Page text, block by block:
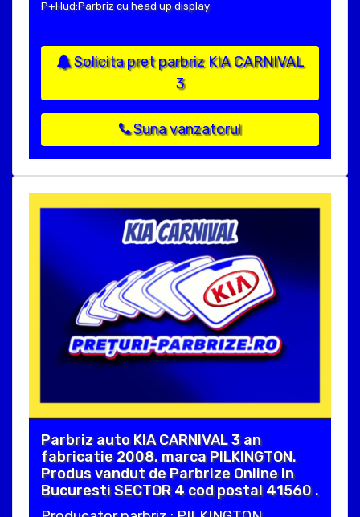
P+Hud:Parbriz cu head up display
Solicita pret parbriz KIA CARNIVAL
3
Suna vanzatorul
Parbriz auto KIA CARNIVAL 3 an
fabricatie 2008, marca PILKINGTON.
Produs vandut de Parbrize Online in
Bucuresti SECTOR 4 cod postal 41560 .